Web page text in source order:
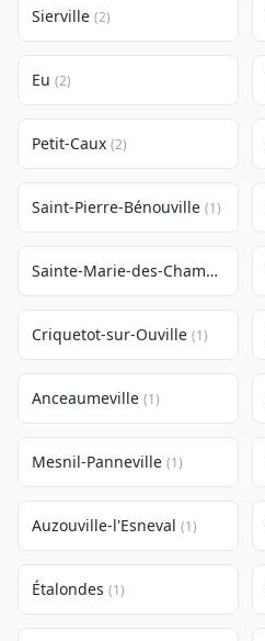
Sierville (2)
Eu (2)
Petit-Caux (2)
Saint-Pierre-Bénouville (1)
Sainte-Marie-des-Champs
Criquetot-sur-Ouville (1)
Anceaumeville (1)
Mesnil-Panneville (1)
Auzouville-l'Esneval (1)
Étalondes (1)